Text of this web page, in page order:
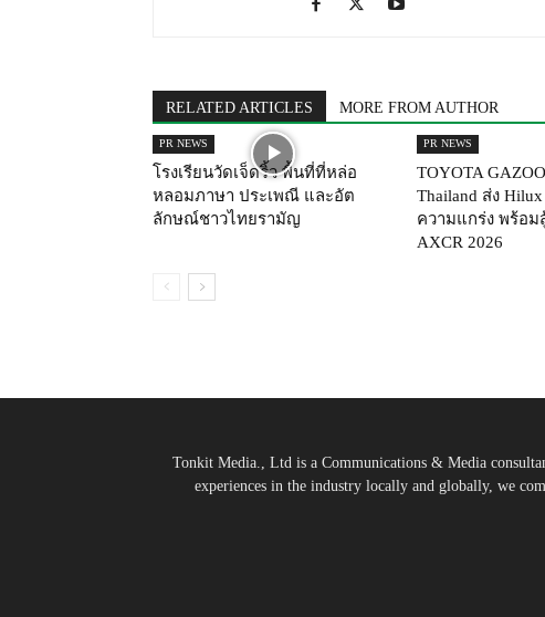
RELATED ARTICLES MORE FROM AUTHOR
PR NEWS
โรงเรียนวัดเจ็ดริ้ว พื้นที่ที่หล่อ
หลอมภาษา ประเพณี และอัต
ลักษณ์ชาวไทยรามัญ
PR NEWS
TOYOTA
Thailand ส่ง
ความแกร่ง พร้อม
AXCR 2026
Tonkit Media., Ltd is a Communications & Media
experiences in the industry locally and globally, we